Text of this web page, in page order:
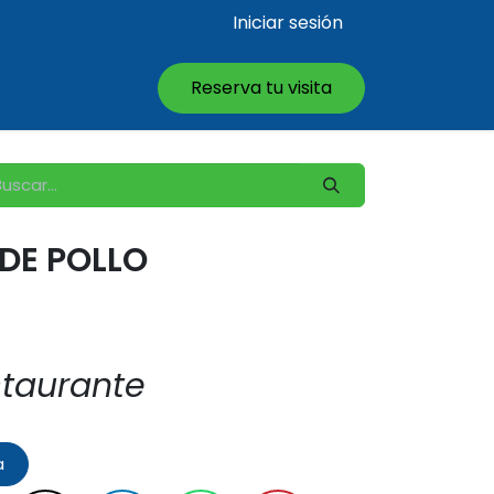
Iniciar sesión
Reserva tu visita
POLLO